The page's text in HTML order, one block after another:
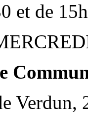
et de
Verdun,